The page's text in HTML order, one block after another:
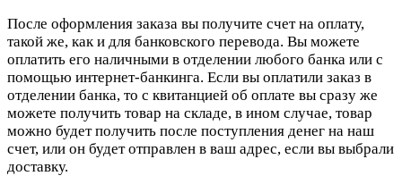
После оформления заказа вы получите счет на оплату,
такой же, как и для банковского перевода. Вы можете
оплатить его наличными в отделении любого банка или с
помощью интернет-банкинга. Если вы оплатили заказ в
отделении банка, то с квитанцией об оплате вы сразу же
можете получить товар на складе, в ином случае, товар
можно будет получить после поступления денег на наш
счет, или он будет отправлен в ваш адрес, если вы выбрали
доставку.